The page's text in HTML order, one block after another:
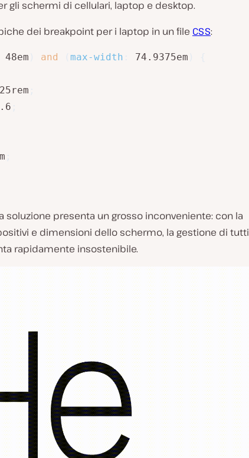
gli schermi di cellulari, laptop e desktop.
dei breakpoint per i laptop in un file CSS:
48em and max-width 74.9375em
soluzione presenta un grosso inconveniente: con la
e dimensioni dello schermo, la gestione di tutti
rapidamente insostenibile.